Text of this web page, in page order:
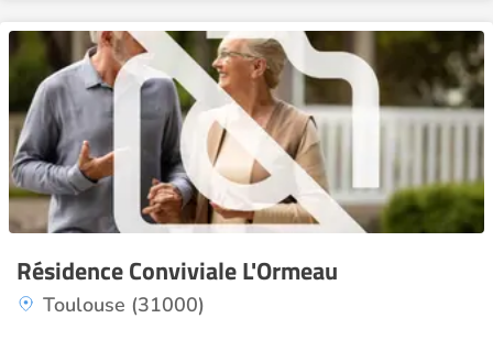
Résidence Conviviale L'Ormeau
Toulouse (31000)